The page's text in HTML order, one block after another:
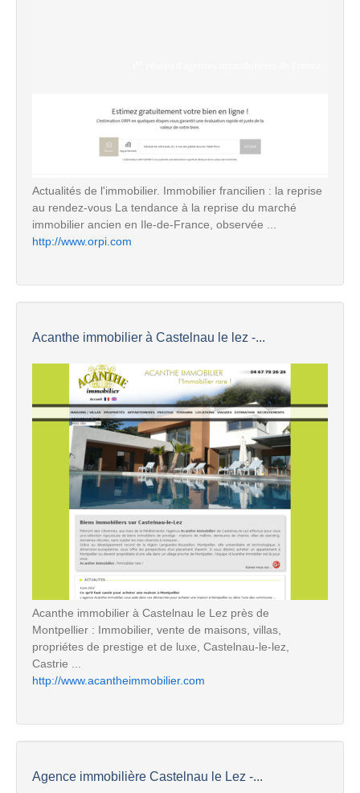
Actualités de l'immobilier. Immobilier francilien : la reprise
au rendez-vous La tendance à la reprise du marché
immobilier ancien en Ile-de-France, observée ...
http://www.orpi.com
Acanthe immobilier à Castelnau le lez -...
Acanthe immobilier à Castelnau le Lez près de
Montpellier : Immobilier, vente de maisons, villas,
propriétes de prestige et de luxe, Castelnau-le-lez,
Castrie ...
http://www.acantheimmobilier.com
Agence immobilière Castelnau le Lez -...